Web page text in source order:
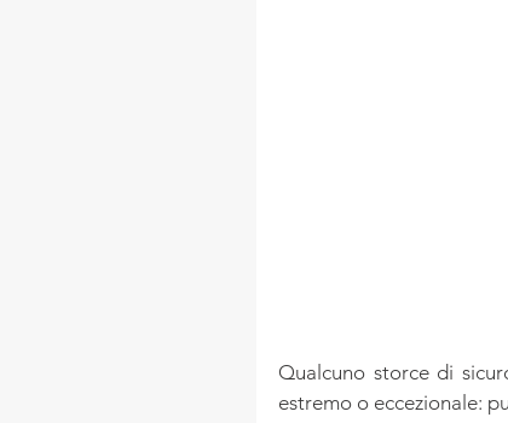
Qualcuno storce di
estremo o eccezionale: